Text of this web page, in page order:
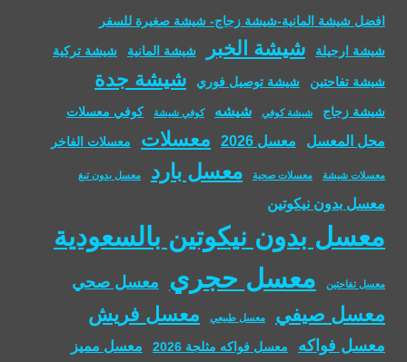
افضل شيشة المانية-شيشة زجاج- شيشة صغيرة للسفر
شيشة ارجيلة شيشة الخبر شيشة المانية شيشة تركية
شيشة تفاحتين شيشة توصيل فوري شيشة جدة
شيشة زجاج شيشة كوفي شيشه كوفي شيشة كوفي معسلات
محل المعسل معسل 2026 معسلات معسلات الفاخر
معسلات شيشة معسلات صحية معسل بارد معسل بدون تبغ
معسل بدون نيكوتين
معسل بدون نيكوتين بالسعودية
معسل تفاحتين معسل حجري معسل صحي
معسل صيفي معسل طبيعي معسل فريش
معسل فواكه معسل فواكه مثلجة 2026 معسل مميز